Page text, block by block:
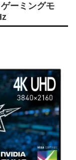
ーミングモ